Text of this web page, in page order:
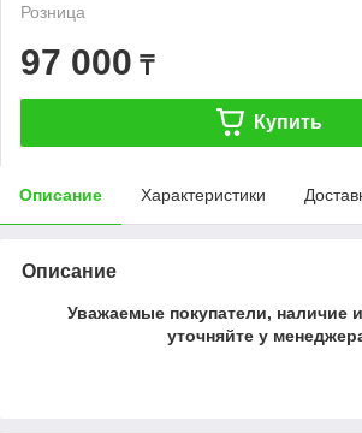
Розница
97 000 ₸
Купить
Описание Характеристики
Описание
Уважаемые покупатели, наличие
уточняйте у